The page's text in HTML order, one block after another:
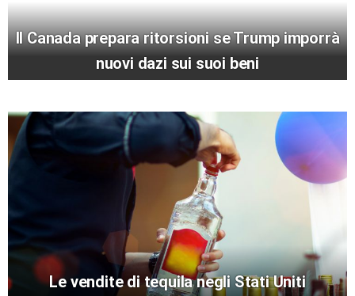
Il Canada prepara ritorsioni se Trump imporrà
nuovi dazi sui suoi beni
Le vendite di tequila negli Stati Uniti